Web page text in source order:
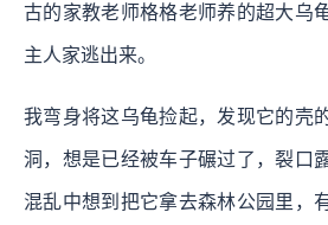
古的家教老师格格老师养的超大乌
主人家逃出来。
我弯身将这乌龟捡起，发现它的壳
洞，想是已经被车子碾过了，裂口
混乱中想到把它拿去森林公园里，